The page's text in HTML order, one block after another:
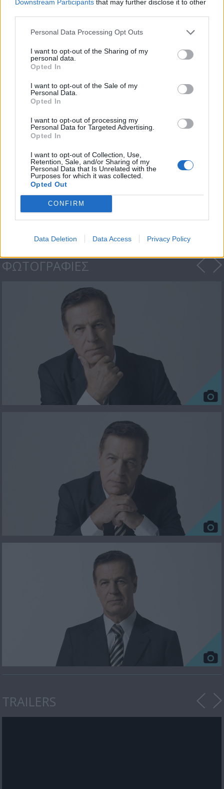
Downstream Participants that may further disclose it to other
Personal Data Processing Opt Outs
I want to opt-out of the Sharing of my
personal data.
Opted In
I want to opt-out of the Sale of my
Personal Data.
Opted In
I want to opt-out of processing my
Personal Data for Targeted Advertising.
Opted In
I want to opt-out of Collection, Use,
Retention, Sale, and/or Sharing of my
Personal Data that Is Unrelated with the
Purposes for which it was collected.
Opted Out
CONFIRM
Data Deletion Data Access Privacy Policy
Βουλευτικές εκλογές 2026 -
Η Μάχη της Κάλπης
(24.05.26 Μέρος Α)
Χωρίς Περιστροφές 21.05.26
(ΕΔΕΚ, ΔΗΠΑ, ΟΙΚΟΛΟΓΟΙ και
VOLT)
ΦΩΤΟΓΡΑΦΙΕΣ
TRAILERS